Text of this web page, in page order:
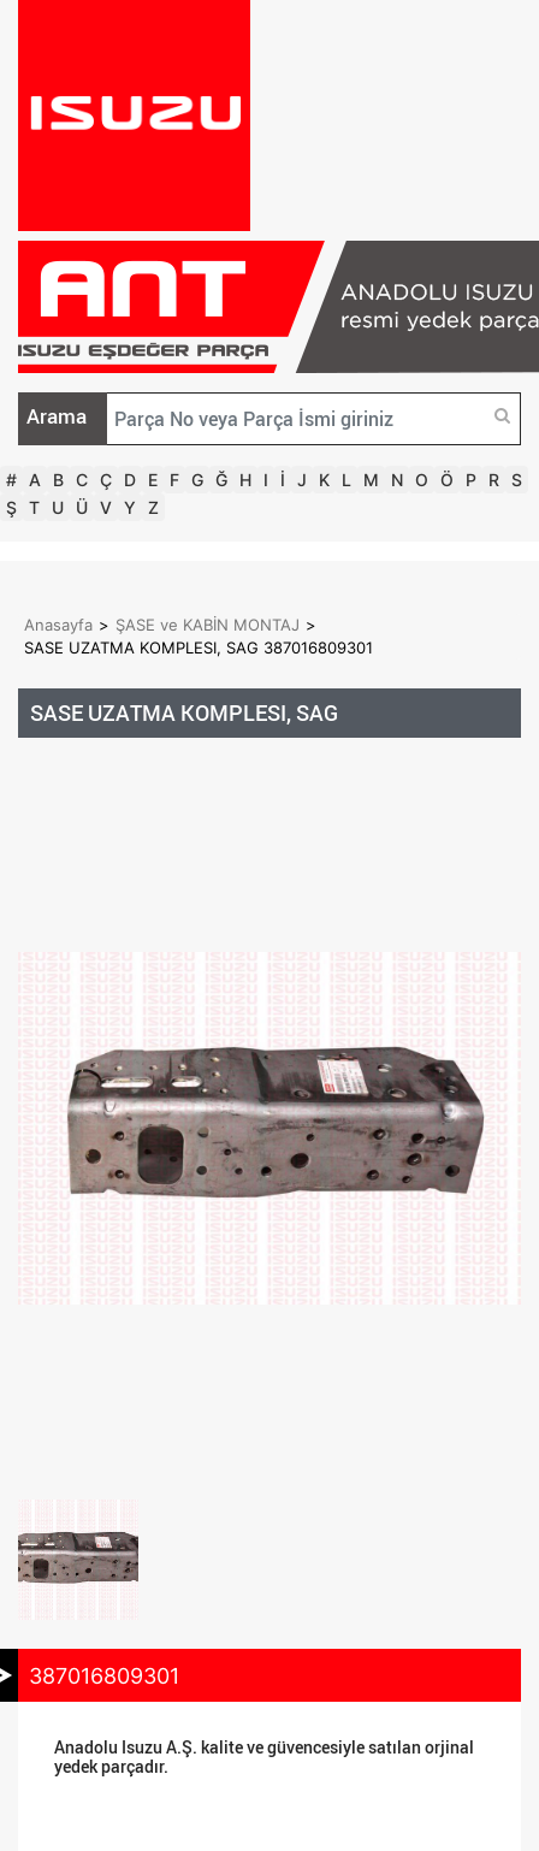
Arama
# A B C Ç D E F G Ğ H I İ J K L M N O Ö P R S
Ş T U Ü V Y Z
Anasayfa > ŞASE ve KABİN MONTAJ >
SASE UZATMA KOMPLESI, SAG 387016809301
SASE UZATMA KOMPLESI, SAG
387016809301
Anadolu Isuzu A.Ş. kalite ve güvencesiyle satılan orjinal
yedek parçadır.